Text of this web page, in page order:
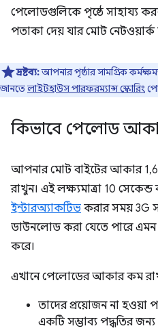
পেলোডগুলিকে পৃষ্ঠে সাহায্য
পতাকা দেয় যার মোট
দ্রষ্টব্য:আপনার পৃষ্ঠার সামগ্রিক
জানতেলাইটহাউস পারফরম্যান্স স্কোরিং
কিভাবে পেলোড
আপনার মোট বাইটের আকার
রাখুন। এই লক্ষ্যমাত্রা 10
ইন্টারঅ্যাকটিভ করার সময় 3G
ডাউনলোড করা যেতে পারে এমন
করে।
এখানে পেলোডের আকার কম
তাদের প্রয়োজন না হওয়া
একটি সম্ভাব্য পদ্ধতির জন্য